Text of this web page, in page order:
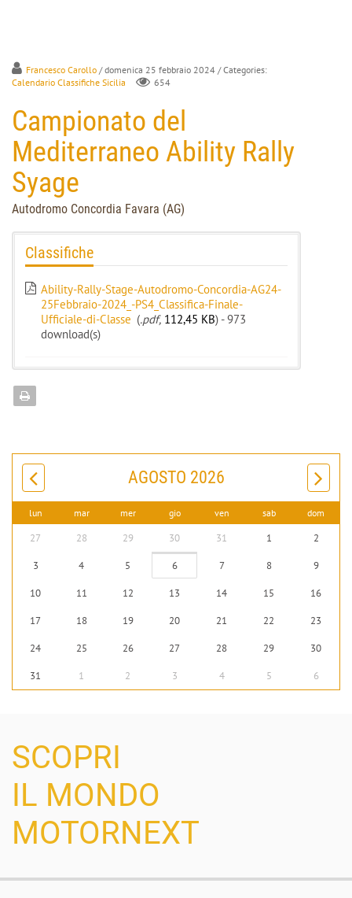
Francesco Carollo / domenica 25 febbraio 2024 / Categories:
Calendario Classifiche Sicilia
654
Campionato del
Mediterraneo Ability Rally
Syage
Autodromo Concordia Favara (AG)
Classifiche
Ability-Rally-Stage-Autodromo-Concordia-AG24-
25Febbraio-2024_-PS4_Classifica-Finale-
Ufficiale-di-Classe (.pdf, 112,45 KB) - 973
download(s)
AGOSTO 2026
lun mar mer gio ven sab dom
27 28 29 30 31 1 2
3 4 5 6 7 8 9
10 11 12 13 14 15 16
17 18 19 20 21 22 23
24 25 26 27 28 29 30
31 1 2 3 4 5 6
SCOPRI
IL MONDO
MOTORNEXT